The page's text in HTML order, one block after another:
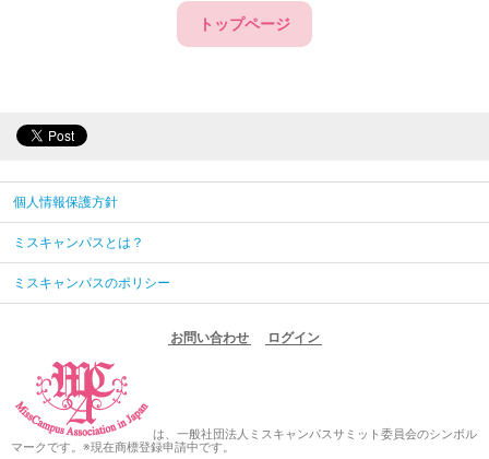
トップページ
個人情報保護方針
ミスキャンパスとは？
ミスキャンパスのポリシー
お問い合わせ ログイン
は、一般社団法人ミスキャンパスサミット委員会のシンボル
マークです。※現在商標登録申請中です。